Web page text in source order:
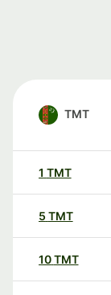
TMT
1 TMT
5 TMT
10TMT